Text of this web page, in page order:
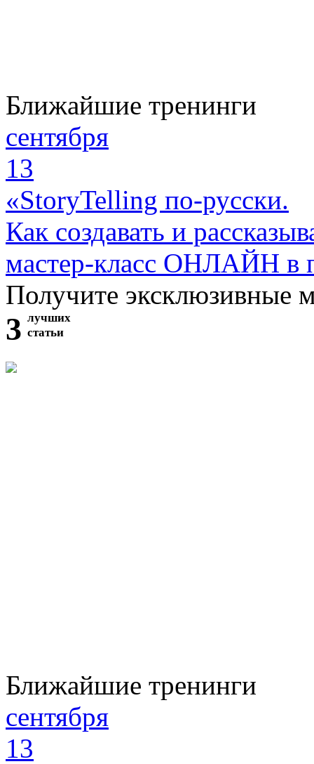
Ближайшие тренинги
сентября
13
«StoryTelling по-русски.
Как создавать и
мастер-класс ОНЛАЙН в
Получите эксклюзивные
3 лучших
статьи
Ближайшие тренинги
сентября
13